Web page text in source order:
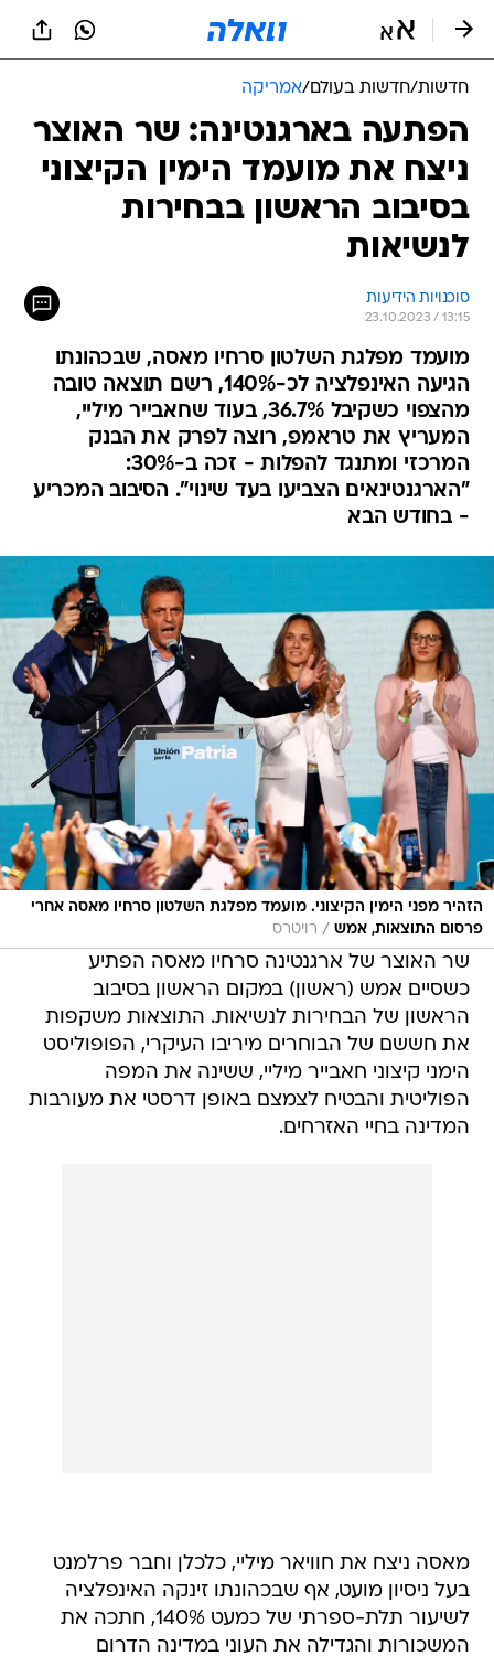
חדשות/חדשות בעולם/אמריקה
הפתעה בארגנטינה: שר האוצר
ניצח את מועמד הימין הקיצוני
בסיבוב הראשון בבחירות
לנשיאות
סוכנויות הידיעות
23.10.2023 / 13:15
מועמד מפלגת השלטון סרחיו מאסה, שבכהונתו
הגיעה האינפלציה לכ-140%, רשם תוצאה טובה
מהצפוי כשקיבל 36.7%, בעוד שחאבייר מיליי,
המעריץ את טראמפ, רוצה לפרק את הבנק
המרכזי ומתנגד להפלות - זכה ב-30%:
"הארגנטינאים הצביעו בעד שינוי". הסיבוב המכריע
- בחודש הבא
הזהיר מפני הימין הקיצוני. מועמד מפלגת השלטון סרחיו מאסה אחרי
פרסום התוצאות, אמש / רויטרס
שר האוצר של ארגנטינה סרחיו מאסה הפתיע
כשסיים אמש (ראשון) במקום הראשון בסיבוב
הראשון של הבחירות לנשיאות. התוצאות משקפות
את חששם של הבוחרים מיריבו העיקרי, הפופוליסט
הימני קיצוני חאבייר מיליי, ששינה את המפה
הפוליטית והבטיח לצמצם באופן דרסטי את מעורבות
המדינה בחיי האזרחים.
מאסה ניצח את חוויאר מיליי, כלכלן וחבר פרלמנט
בעל ניסיון מועט, אף שבכהונתו זינקה האינפלציה
לשיעור תלת-ספרתי של כמעט 140%, חתכה את
המשכורות והגדילה את העוני במדינה הדרום